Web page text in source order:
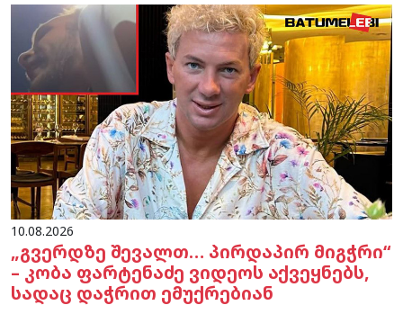
10.08.2026
„გვერდზე შევალთ… პირდაპირ მიგჭრი“
– კობა ფარტენაძე ვიდეოს აქვეყნებს,
სადაც დაჭრით ემუქრებიან